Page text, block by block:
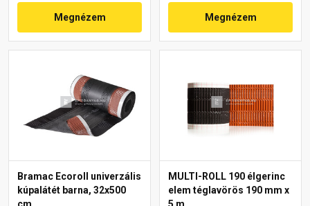
Megnézem Megnézem
Bramac Ecoroll univerzális
kúpalátét barna, 32x500
MULTI-ROLL 190 élgerinc
elem téglavörös 190 mm x